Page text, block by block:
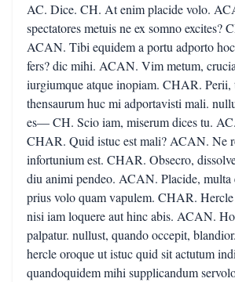
AC. Dice. CH. At enim placide volo.
spectatores metuis ne ex somno excites?
ACAN. Tibi equidem a portu adporto
fers? dic mihi. ACAN. Vim metum,
iurgiumque atque inopiam. CHAR. Perii,
thensaurum huc mi adportavisti mali.
es— CH. Scio iam, miserum dices tu.
CHAR. Quid istuc est mali? ACAN. Ne
infortunium est. CHAR. Obsecro,
diu animi pendeo. ACAN. Placide, multa
prius volo quam vapulem. CHAR.
nisi iam loquere aut hinc abis. ACAN.
palpatur. nullust, quando occepit,
hercle oroque ut istuc quid sit actutum
quandoquidem mihi supplicandum